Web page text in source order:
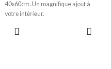
40x60cm. Un magnifique ajout à
votre intérieur.